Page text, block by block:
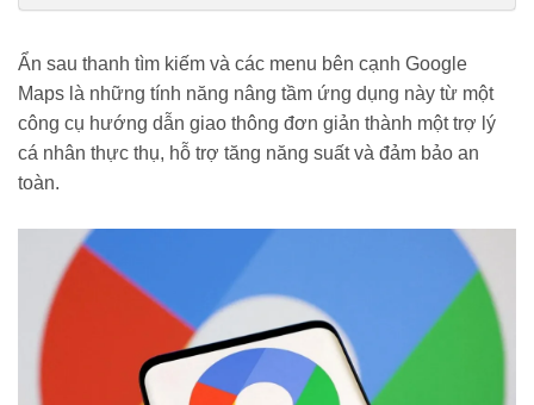
Ẩn sau thanh tìm kiếm và các menu bên cạnh Google
Maps là những tính năng nâng tầm ứng dụng này từ một
công cụ hướng dẫn giao thông đơn giản thành một trợ lý
cá nhân thực thụ, hỗ trợ tăng năng suất và đảm bảo an
toàn.